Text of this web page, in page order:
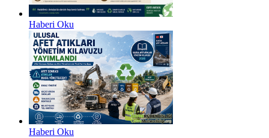
Haberi Oku
Haberi Oku